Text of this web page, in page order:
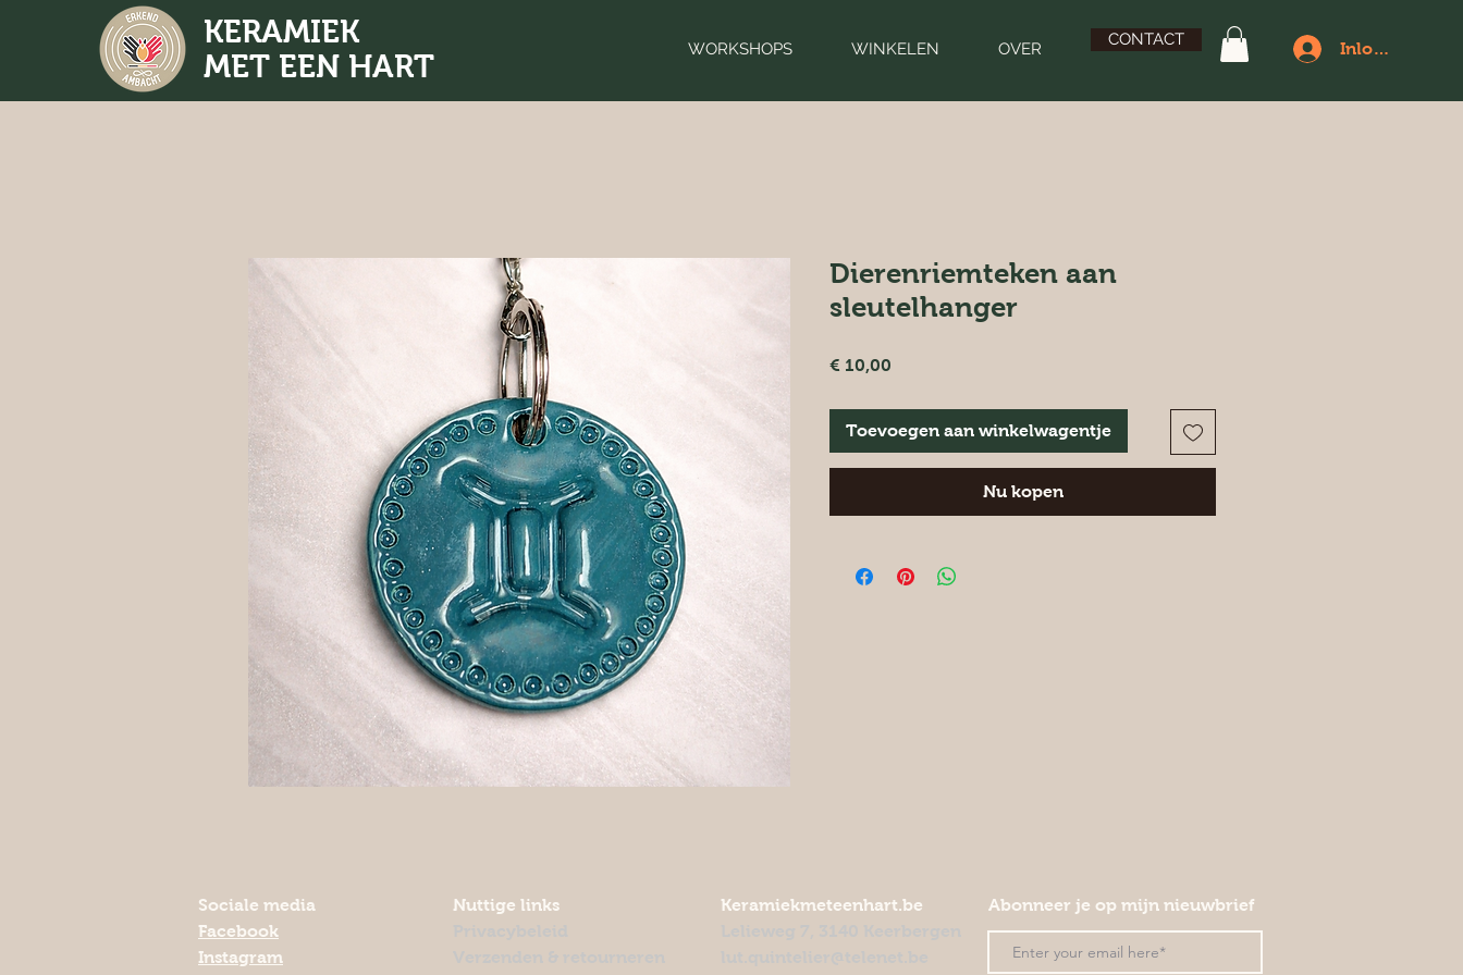
KERAMIEK
MET EEN HART
WORKSHOPS WINKELEN OVER CONTACT Inloggen
Dierenriemteken aan
sleutelhanger
€ 10,00
Toevoegen aan winkelwagentje
Nu kopen
Sociale media
Facebook
Instagram
Nuttige links
Keramiekmeteenhart.be
Abonneer je op mijn nieuwbrief